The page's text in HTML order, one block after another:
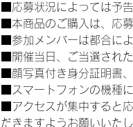
■応募状況によっては予
■本商品のご購入は、応
■参加メンバーは都合に
■開催当日、ご当選され
■顔写真付き身分証明書
■スマートフォンの機種
■アクセスが集中すると
だきますようお願いいたし